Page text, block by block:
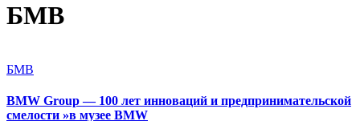
БМВ
БМВ
BMW Group — 100 лет инноваций и предпринимательской
смелости »в музее BMW